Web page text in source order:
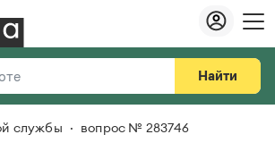
служба
Найти
службы вопрос № 283746